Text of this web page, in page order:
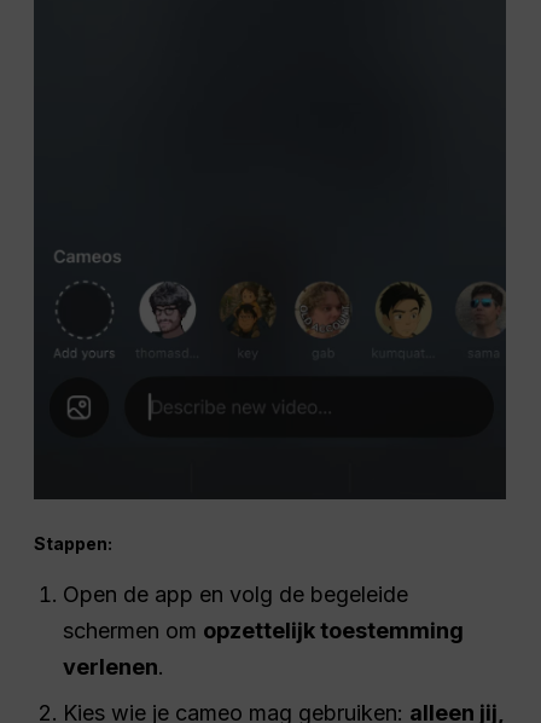
Stappen:
Open de app en volg de begeleide
schermen om opzettelijk toestemming
verlenen.
Kies wie je cameo mag gebruiken: alleen jij,